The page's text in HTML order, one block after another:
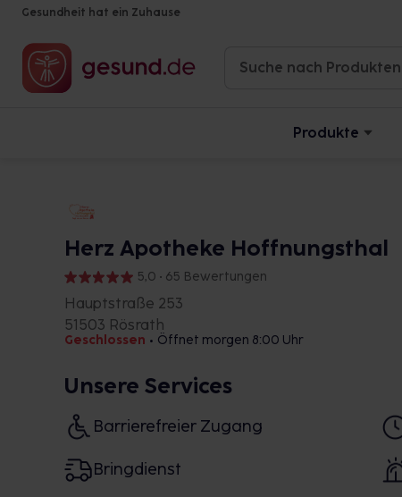
Gesundheit hat ein Zuhause
Produkte
Herz Apotheke Hoffnungsthal
5,0 • 65 Bewertungen
Hauptstraße 253
51503 Rösrath
Geschlossen • Öffnet morgen 8:00 Uhr
Unsere Services
Barrierefreier Zugang
Bringdienst